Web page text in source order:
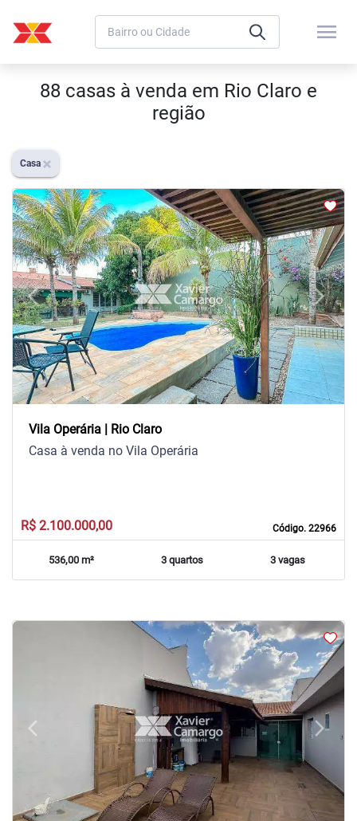
menu
88 casas à venda em Rio Claro e
região
Casa
arrow_back_iosPrevious arrow_forward_iosNext
Vila Operária | Rio Claro
Código. 22966
Casa à venda no Vila Operária
R$ 2.100.000,00
536,00 m² 3 quartos 3 vagas
arrow_back_iosPrevious arrow_forward_iosNext